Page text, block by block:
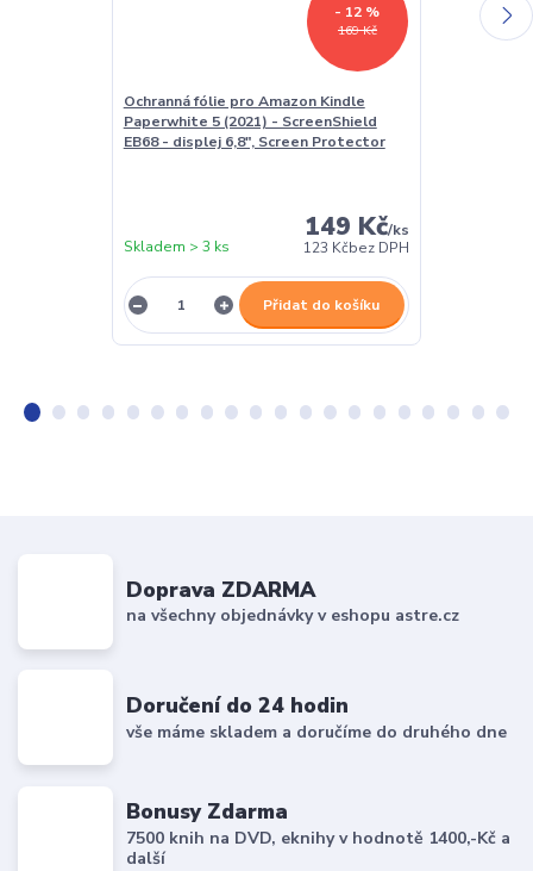
169 Kč
- 12 %
Ochranná fólie pro Amazon Kindle
Paperwhite 5 (2021) - ScreenShield
EB68 - displej 6,8", Screen Protector
149 Kč/ks
123 Kčbez DPH
Skladem > 3 ks
Přidat do košíku
Doprava ZDARMA
na všechny objednávky v eshopu astre.cz
Doručení do 24 hodin
vše máme skladem a doručíme do druhého dne
Bonusy Zdarma
7500 knih na DVD, eknihy v hodnotě 1400,-Kč a
další